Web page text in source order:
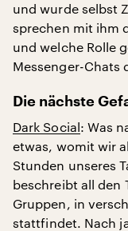
und wurde selbst
sprechen mit ihm
und welche Rolle
Messenger-Chats
Die nächste
Dark Social: Was
etwas, womit wir
Stunden unseres
beschreibt all den
Gruppen, in
stattfindet. Nach